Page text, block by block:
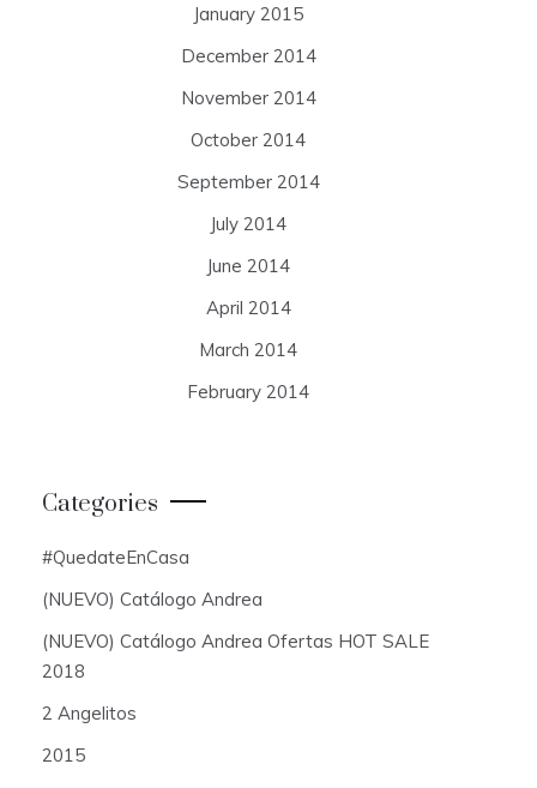
January 2015
December 2014
November 2014
October 2014
September 2014
July 2014
June 2014
April 2014
March 2014
February 2014
Categories
#QuedateEnCasa
(NUEVO) Catálogo Andrea
(NUEVO) Catálogo Andrea Ofertas HOT SALE
2018
2 Angelitos
2015